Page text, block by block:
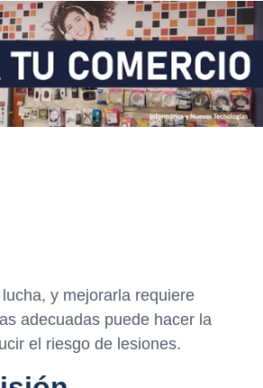
y mejorarla requiere
adecuadas puede hacer la
el riesgo de lesiones.